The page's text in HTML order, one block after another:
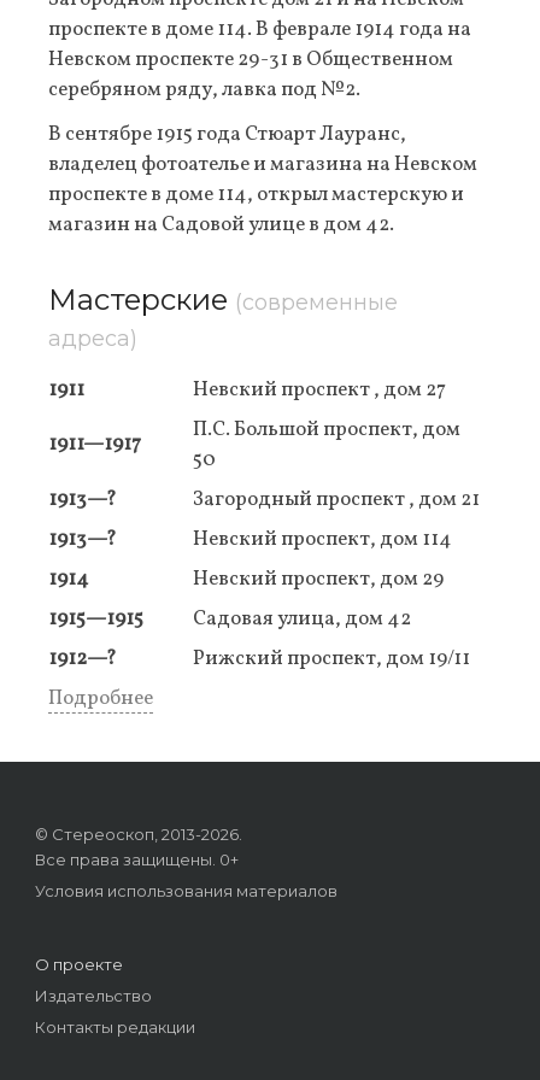
проспекте в доме 114. В феврале 1914 года на
Невском проспекте 29-31 в Общественном
серебряном ряду, лавка под №2.
В сентябре 1915 года Стюарт Лауранс,
владелец фотоателье и магазина на Невском
проспекте в доме 114, открыл мастерскую и
магазин на Садовой улице в дом 42.
Мастерские (современные
адреса)
1911
Невский проспект , дом 27
1911—1917
П.С. Большой проспект, дом
50
1913—?
Загородный проспект , дом 21
1913—?
Невский проспект, дом 114
1914
Невский проспект, дом 29
1915—1915
Садовая улица, дом 42
1912—?
Рижский проспект, дом 19/11
Подробнее
© Стереоскоп, 2013-2026.
Все права защищены. 0+
Условия использования материалов
О проекте
Издательство
Контакты редакции